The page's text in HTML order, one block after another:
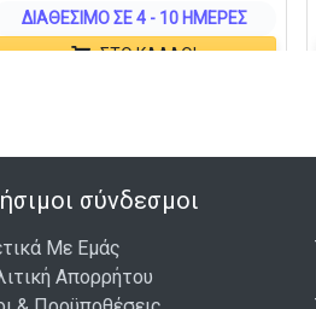
ΔΙΑΘΈΣΙΜΟ ΣΕ 4 - 10 ΗΜΈΡΕΣ
ΣΤΟ ΚΑΛΆΘΙ
σύνδεσμοι
Με Εμάς
Απορρήτου